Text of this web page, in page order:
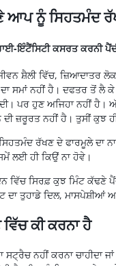
ਆਪ ਨੂੰ ਸਿਹਤਮੰਦ
ਇੰਟੈਂਸਿਟੀ ਕਸਰਤ ਕਰਨੀ
ਸ਼ੈਲੀਵਿੱਚ, ਜ਼ਿਆਦਾਤਰ ਲੋਕ
ਸਮਾਂ ਨਹੀਂ ਹੈ। ਦਫਤਰ ਤੋਂ ਲੈ ਕੇ
ਪਰ ਹੁਣ ਅਜਿਹਾ ਨਹੀਂ ਹੈ।
ਜ਼ਰੂਰਤ ਨਹੀਂ ਹੈ। ਤੁਸੀਂ ਕੁਝ
ਰੱਖਣ ਦੇਫਾਰਮੂਲੇਦਾ
ਲਈ ਹੀ ਕਿਉਂ ਨਾ ਹੋਵੇ।
ਵਿੱਚਸਿਰਫ਼ਕੁਝ ਮਿੰਟ ਕੱਢਣੇ
ਦਾ ਤੁਹਾਡੇ ਦਿਲ, ਮਾਸਪੇਸ਼ੀਆਂ
ਵਿੱਚ ਕੀ ਕਰਨਾ ਹੈ
ਸਟ੍ਰੈਚਨਹੀਂਕਰਨਾਚਾਹੀਦਾ